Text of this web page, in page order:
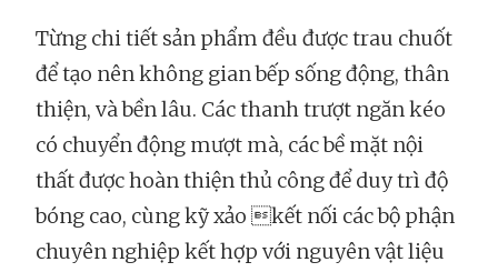
Từng chi tiết sản phẩm đều được trau chuốt
để tạo nên không gian bếp sống động, thân
thiện, và bền lâu. Các thanh trượt ngăn kéo
có chuyển động mượt mà, các bề mặt nội
thất được hoàn thiện thủ công để duy trì độ
bóng cao, cùng kỹ xảo kết nối các bộ phận
chuyên nghiệp kết hợp với nguyên vật liệu